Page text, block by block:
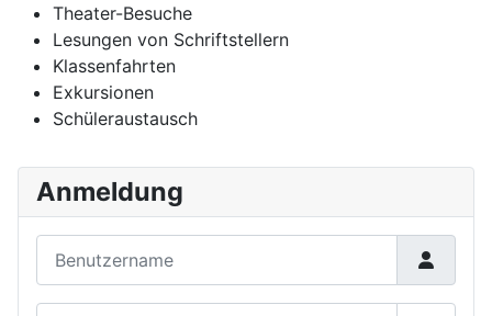
Anmeldung
Theater-Besuche
Lesungen von Schriftstellern
Klassenfahrten
Exkursionen
Schüleraustausch